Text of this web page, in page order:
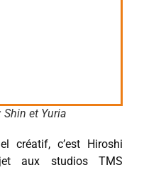
Shin et Yuria
créatif, c’est Hiroshi
aux studios TMS